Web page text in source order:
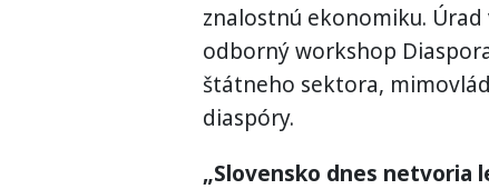
znalostnú ekonomiku.
odborný workshop
štátneho sektora,
diaspóry.
„Slovensko dnes netvoria